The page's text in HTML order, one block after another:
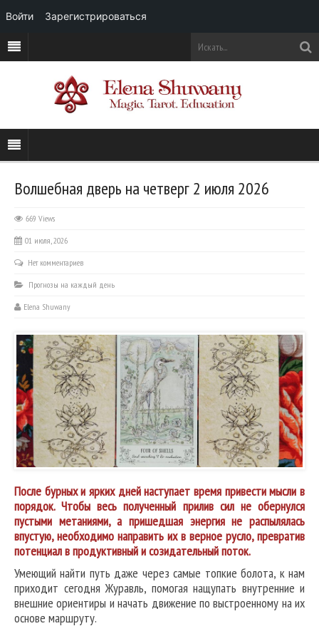
Волшебная дверь на четверг 2 июля 2026
669 Views
01 июля, 2026
Нет комментариев
Прогнозы на каждый день
Elena Shuwany
После бурных и ярких дней наступает время привести мысли в
порядок. Чтобы весь полученный прилив сил не обернулся
пустыми метаниями, а пришедшая энергия не распылялась
впустую, необходимо направить их в верное русло, превратив
потенциал в продуктивный и созидательный поток.
Умеющий найти путь даже через самые топкие болота, к нам
приходит сегодня Журавль, помогая нащупать внутренние и
внешние ориентиры и начать движение по выстроенному на их
основе маршруту.
Войти Зарегистрироваться